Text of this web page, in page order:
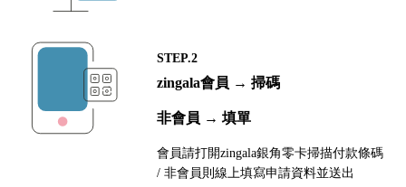
STEP.2
zingala會員 → 掃碼
非會員 → 填單
會員請打開zingala銀角零卡掃描付款條碼
/ 非會員則線上填寫申請資料並送出